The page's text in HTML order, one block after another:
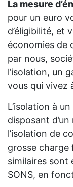
La mesure
pour un euro
d’éligibilité, et
économies de
par nous,
l’isolation, un
vous qui vivez
L’isolation à
disposant
l’isolation de
grosse charge
similaires sont
SONS, en